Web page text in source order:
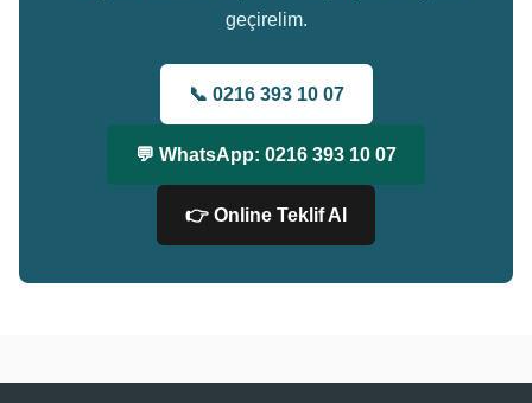
geçirelim.
📞 0216 393 10 07
💬 WhatsApp: 0216 393 10 07
👉 Online Teklif Al